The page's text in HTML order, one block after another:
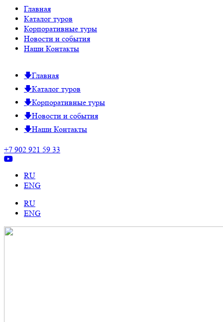
Главная
Каталог туров
Корпоративные туры
Новости и события
Наши Контакты
Главная
Каталог туров
Корпоративные туры
Новости и события
Наши Контакты
+7 902 921 59 33
RU
ENG
RU
ENG